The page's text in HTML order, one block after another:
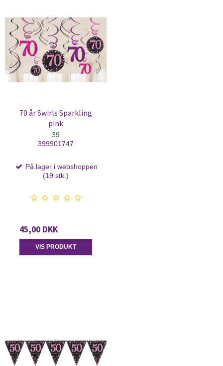
70 år Swirls Sparkling
pink
39
399901747
På lager i webshoppen
(19 stk.)
45,00 DKK
VIS PRODUKT